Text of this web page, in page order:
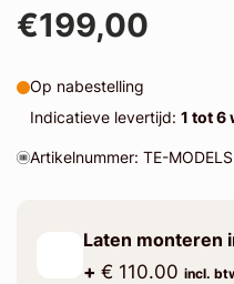
€199,00
Op nabestelling
Indicatieve levertijd: 1 tot 6
Artikelnummer: TE-
Laten monteren
+ € 110.00 incl.